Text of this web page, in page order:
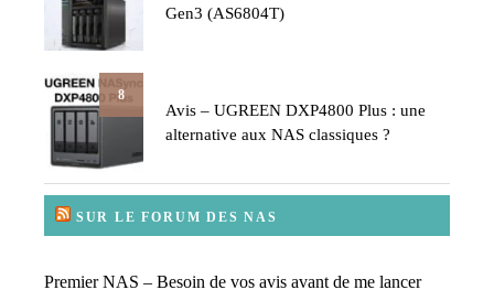
Gen3 (AS6804T)
8
Avis – UGREEN DXP4800 Plus : une
alternative aux NAS classiques ?
SUR LE FORUM DES NAS
Premier NAS – Besoin de vos avis avant de me lancer